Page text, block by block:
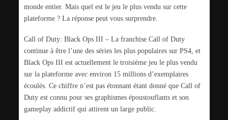
monde entier. Mais quel est le jeu le plus vendu sur cette
plateforme ? La réponse peut vous surprendre.
Call of Duty: Black Ops III – La franchise Call of Duty
continue à être l’une des séries les plus populaires sur PS4, et
Black Ops III est actuellement le troisième jeu le plus vendu
sur la plateforme avec environ 15 millions d’exemplaires
écoulés. Ce chiffre n’est pas étonnant étant donné que Call of
Duty est connu pour ses graphismes époustouflants et son
gameplay addictif qui attirent un large public.